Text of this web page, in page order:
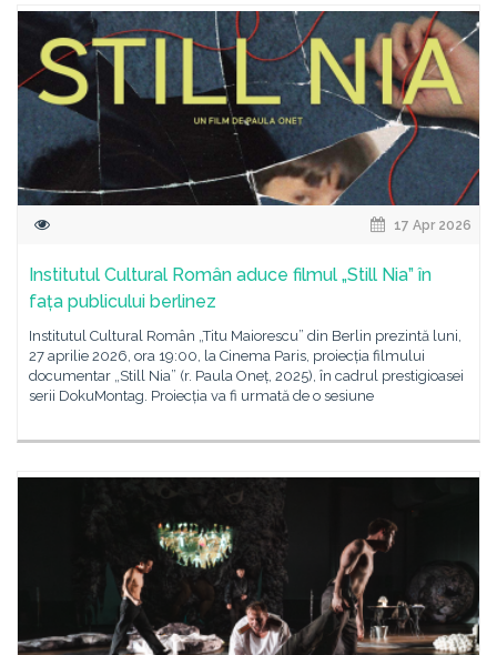
17 Apr 2026
Institutul Cultural Român aduce filmul „Still Nia” în
fața publicului berlinez
Institutul Cultural Român „Titu Maiorescu” din Berlin prezintă luni,
27 aprilie 2026, ora 19:00, la Cinema Paris, proiecția filmului
documentar „Still Nia” (r. Paula Oneț, 2025), în cadrul prestigioasei
serii DokuMontag. Proiecția va fi urmată de o sesiune